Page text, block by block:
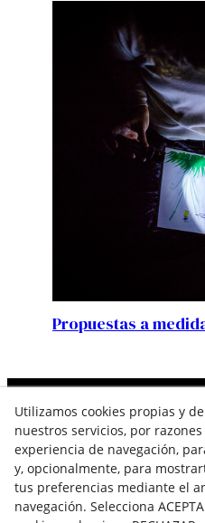
Propuestas a
Contacta
646 257 282
Utilizamos cookies propias y
nuestros servicios, por
experiencia de navegación,
y, opcionalmente, para
tus preferencias mediante el
navegación. Selecciona